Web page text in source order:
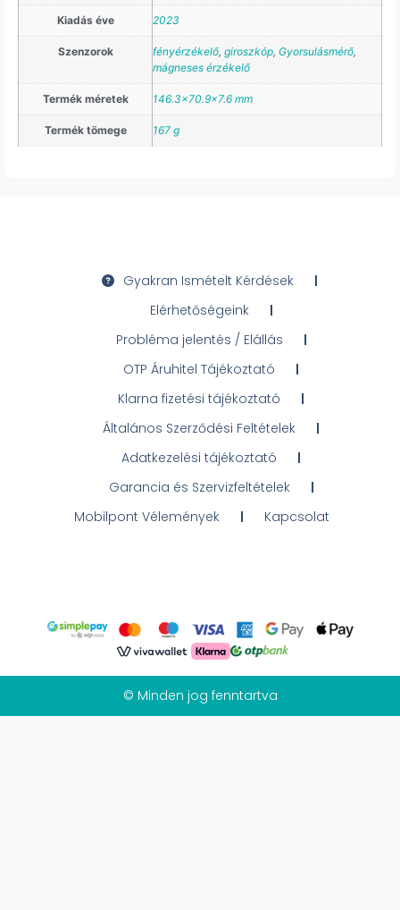
Kiadás éve 2023
Szenzorok fényérzékelő, giroszkóp, Gyorsulásmérő,
mágneses érzékelő
Termék méretek 146.3×70.9×7.6 mm
Termék tömege 167 g
Gyakran Ismételt Kérdések
Elérhetőségeink
Probléma jelentés / Elállás
OTP Áruhitel Tájékoztató
Klarna fizetési tájékoztató
Általános Szerződési Feltételek
Adatkezelési tájékoztató
Garancia és Szervizfeltételek
Mobilpont Vélemények
Kapcsolat
© Minden jog fenntartva